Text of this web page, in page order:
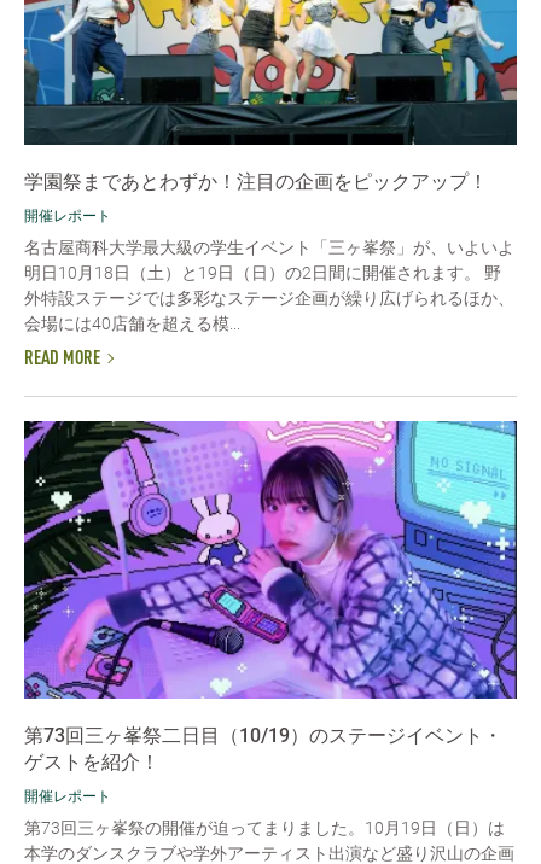
学園祭まであとわずか！注目の企画をピックアップ！
開催レポート
名古屋商科大学最大級の学生イベント「三ヶ峯祭」が、いよいよ
明日10月18日（土）と19日（日）の2日間に開催されます。 野
外特設ステージでは多彩なステージ企画が繰り広げられるほか、
会場には40店舗を超える模...
READ MORE
第73回三ヶ峯祭二日目（10/19）のステージイベント・
ゲストを紹介！
開催レポート
第73回三ヶ峯祭の開催が迫ってまりました。10月19日（日）は
本学のダンスクラブや学外アーティスト出演など盛り沢山の企画